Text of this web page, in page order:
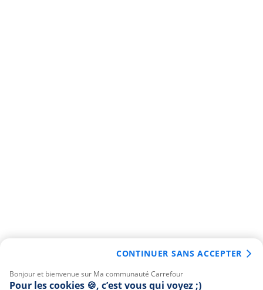
Bonjour et bienvenue sur Ma communauté Carrefour
Pour les cookies 🍪, c’est vous qui voyez ;)
CONTINUER SANS ACCEPTER